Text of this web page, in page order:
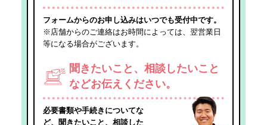
フォームからのお申し込みはいつでも受付中です。
※店舗からのご連絡はお時間によっては、翌営業日
等になる場合がございます。
聞きたいこと、相談したいこと
などお伝えください。
必要書類や手続きについてな
ど、聞きたいこと、相談した